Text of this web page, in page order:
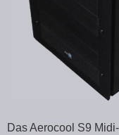
Das Aerocool S9